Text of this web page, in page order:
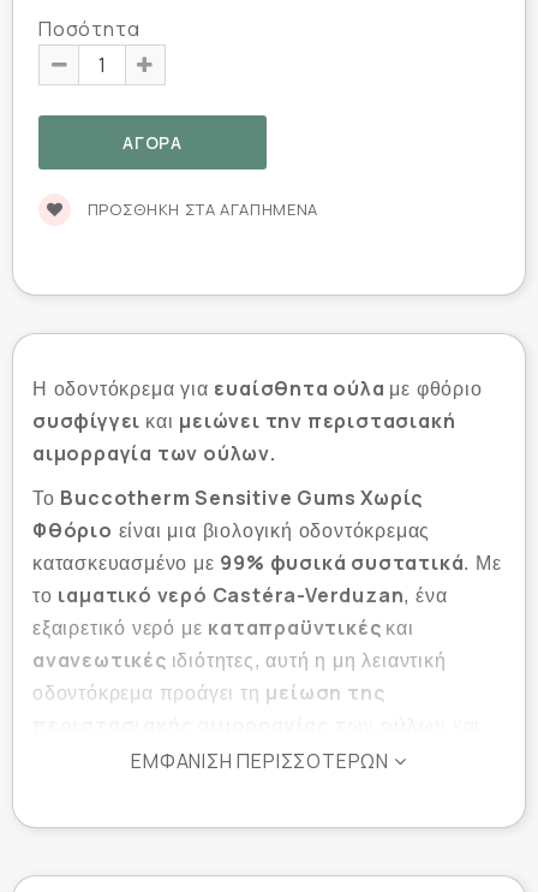
Ποσότητα
ΠΡΟΣΘΉΚΗ ΣΤΑ ΑΓΑΠΗΜΈΝΑ
Η οδοντόκρεμα για ευαίσθητα ούλα με φθόριο
συσφίγγει και μειώνει την περιστασιακή
αιμορραγία των ούλων.
Το Buccotherm Sensitive Gums Χωρίς
Φθόριο είναι μια βιολογική οδοντόκρεμας
κατασκευασμένο με 99% φυσικά συστατικά. Με
το ιαματικό νερό Castéra-Verduzan, ένα
εξαιρετικό νερό με καταπραϋντικές και
ανανεωτικές ιδιότητες, αυτή η μη λειαντική
οδοντόκρεμα προάγει τη μείωση της
της υπερευαισθησίας.
καταπραΰνοντας γρήγορα και απαλά κατά την
ΕΜΦΆΝΙΣΗ ΠΕΡΙΣΣΌΤΕΡΩΝ